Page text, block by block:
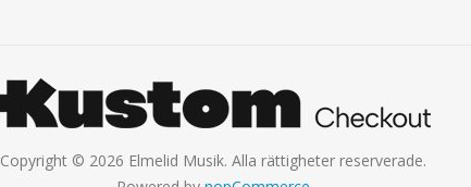
Copyright © 2026 Elmelid Musik. Alla rättigheter reserverade.